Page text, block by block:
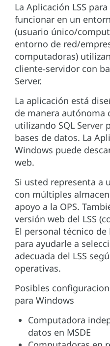
La Aplicación LSS
funcionar en un
(usuario único/
entorno de red/
computadoras)
cliente‑servidor con
Server.
La aplicación está
de manera autónoma
utilizando SQL Server
bases de datos. La
Windows puede
web.
Si usted representa a
con múltiples
apoyo a la OPS.
versión web del LSS
El personal técnico
para ayudarle a
adecuada del LSS
operativas.
Posibles
para Windows
Computadora
datos en MSDE